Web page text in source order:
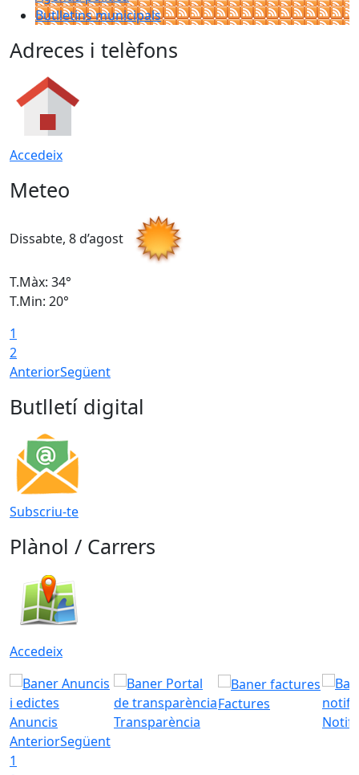
Butlletins municipals
Adreces i telèfons
Accedeix
Meteo
Dissabte, 8 d’agost
T.Màx: 34°
T.Min: 20°
1
2
AnteriorSegüent
Butlletí digital
Subscriu-te
Plànol / Carrers
Accedeix
Anuncis Transparència
Factures
AnteriorSegüent
1